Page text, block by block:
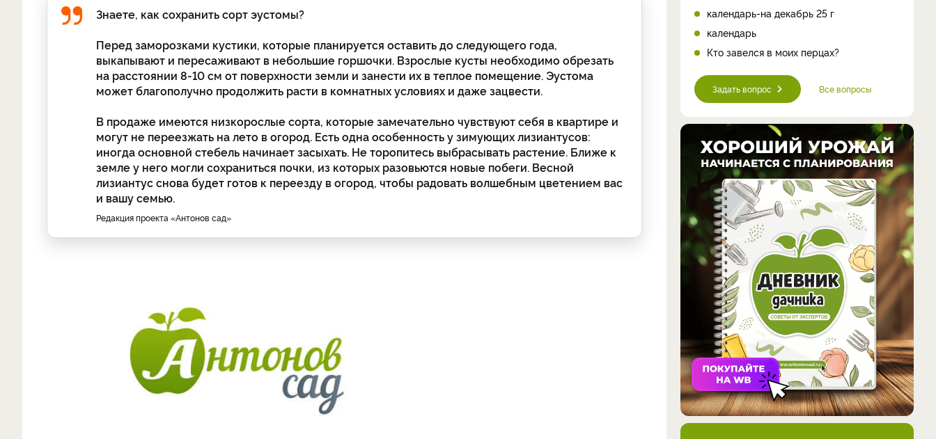
Знаете, как сохранить сорт эустомы?
Перед заморозками кустики, которые планируется оставить до следующего года,
выкапывают и пересаживают в небольшие горшочки. Взрослые кусты необходимо обрезать
на расстоянии 8-10 см от поверхности земли и занести их в теплое помещение. Эустома
может благополучно продолжить расти в комнатных условиях и даже зацвести.
В продаже имеются низкорослые сорта, которые замечательно чувствуют себя в квартире и
могут не переезжать на лето в огород. Есть одна особенность у зимующих лизиантусов:
иногда основной стебель начинает засыхать. Не торопитесь выбрасывать растение. Ближе к
земле у него могли сохраниться почки, из которых разовьются новые побеги. Весной
лизиантус снова будет готов к переезду в огород, чтобы радовать волшебным цветением вас
и вашу семью.
Редакция проекта «Антонов сад»
календарь-на декабрь 25 г
календарь
Кто завелся в моих перцах?
Задать вопрос Все вопросы